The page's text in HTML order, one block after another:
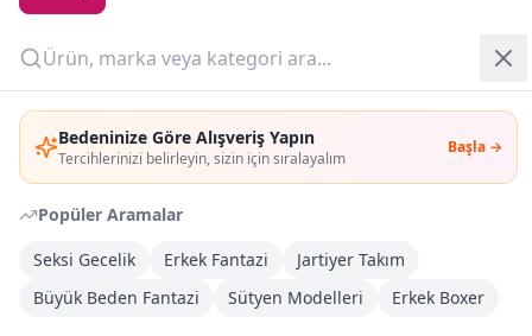
Bedeninize Göre Alışveriş Yapın
Tercihlerinizi belirleyin, sizin için sıralayalım
Başla →
Popüler Aramalar
Seksi Gecelik
Erkek Fantazi
Jartiyer Takım
Büyük Beden Fantazi
Sütyen Modelleri Erkek Boxer
OUTLET
Giriş Yap
Üye Ol
Son4adet kaldı!
Sepete Ekle